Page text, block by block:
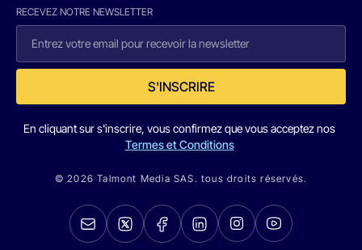
RECEVEZ NOTRE NEWSLETTER
S'INSCRIRE
En cliquant sur s'inscrire, vous confirmez que vous acceptez nos
Termes et Conditions
© 2026 Talmont Media SAS. tous droits réservés.